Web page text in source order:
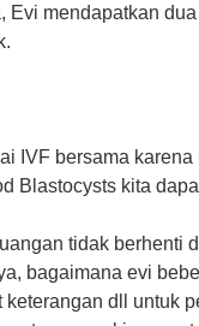
Evi mendapatkan
IVF bersama karena
Blastocysts kita
tidak berhenti
bagaimana evi
keterangan dll untuk